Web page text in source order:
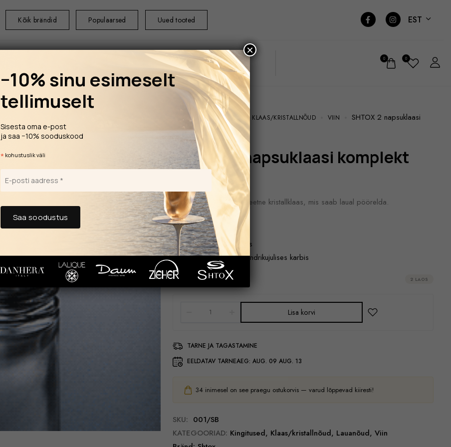
Kõik brändid Populaarsed Uued tooted EST
0 0
ESILEHT LAUANÕUD KLAAS/KRISTALLNÕUD VIIN
SHTOX 2 napsuklaasi
komplekt 001/SB
SHTOX 2 napsuklaasi komplekt
001/SB
See on ainulaadne kvaliteetne kristallklaas, mis saab laual pöörelda.
Hind sisaldab:
Shtox originaalne klaas
Pakend atraktiivses silindrikujulises karbis
70,00€ 2 LAOS
Lisa korvi
TARNE JA TAGASTAMINE
EELDATAV TARNEAEG: AUG. 09 AUG. 13
34inimesel on see praegu ostukorvis — varud lõppevad kiiresti!
SKU: 001/SB
KATEGOORIAD: Kingitused, Klaas/kristallnõud, Lauanõud, Viin
−10% sinu esimeselt
tellimuselt
Sisesta oma e-post
ja saa −10% sooduskood
* kohustuslik väli
×